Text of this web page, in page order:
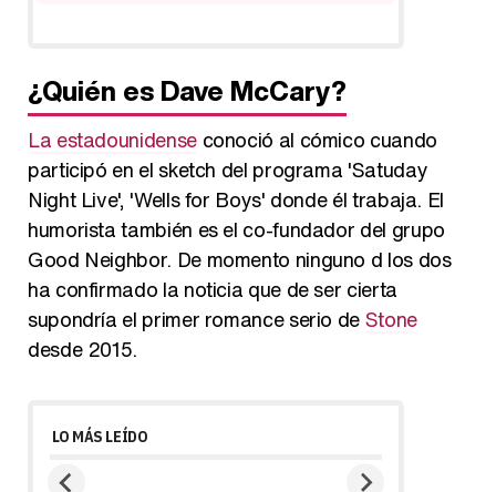
¿Quién es Dave McCary?
La estadounidenseconoció al cómico cuando
participó en el sketch del programa 'Satuday
Night Live', 'Wells for Boys' donde él trabaja. El
humorista también es el co-fundador del grupo
Good Neighbor. De momento ninguno d los dos
ha confirmado la noticia que de ser cierta
supondría el primer romance serio deStone
desde 2015.
LO MÁS LEÍDO